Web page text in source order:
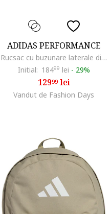
ADIDAS PERFORMANCE
Rucsac cu buzunare laterale din plasa- 20.7l, Negru
Initial: 18499 lei - 29%
12999lei
Vandut de Fashion Days